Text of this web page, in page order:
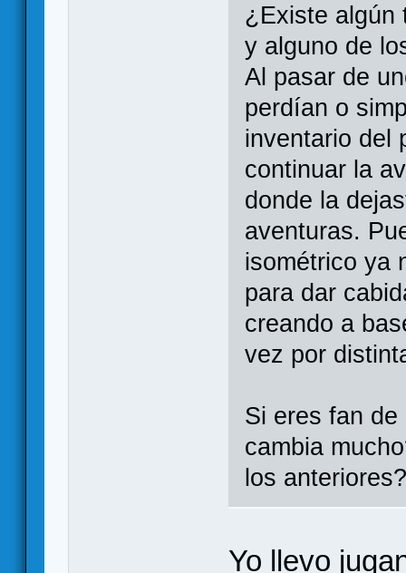
¿Existe algún
y alguno de
Al pasar de
perdían o
inventario del
continuar la
donde la
aventuras.
isométrico ya
para dar
creando a
vez por
Si eres fan
cambia
los
Yo llevo